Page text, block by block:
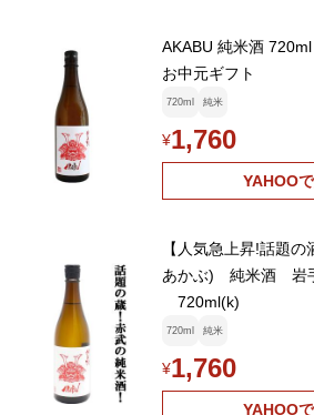
AKABU 純米酒
お中元ギフト
720ml 純米
¥1,760
YAHOO
【人気急上昇!話題
あかぶ) 純米酒 岩
720ml(k)
720ml 純米
¥1,760
YAHOO